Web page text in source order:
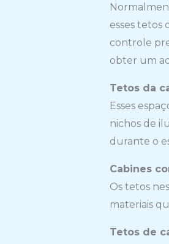
esses tetos
controle
obter um
Tetos da
Esses
nichos de
durante o
Cabines
Os tetos
materiais
Tetos de